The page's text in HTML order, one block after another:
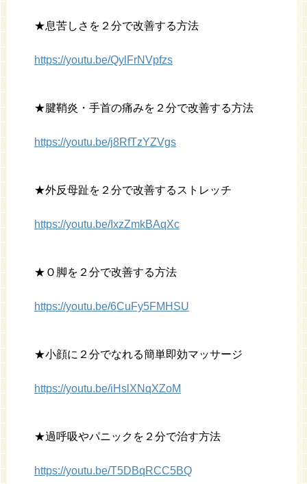
★息苦しさを２分で改善する方法
https://youtu.be/QylFrNVpfzs
★腱鞘炎・手首の痛みを２分で改善する方法
https://youtu.be/j8RfTzYZVgs
★外反母趾を２分で改善するストレッチ
https://youtu.be/IxzZmkBAqXc
★Ｏ脚を２分で改善する方法
https://youtu.be/6CuFy5FMHSU
★小顔に２分でなれる簡単即効マッサージ
https://youtu.be/iHslXNqXZoM
★過呼吸やパニックを２分で治す方法
https://youtu.be/T5DBqRCC5BQ